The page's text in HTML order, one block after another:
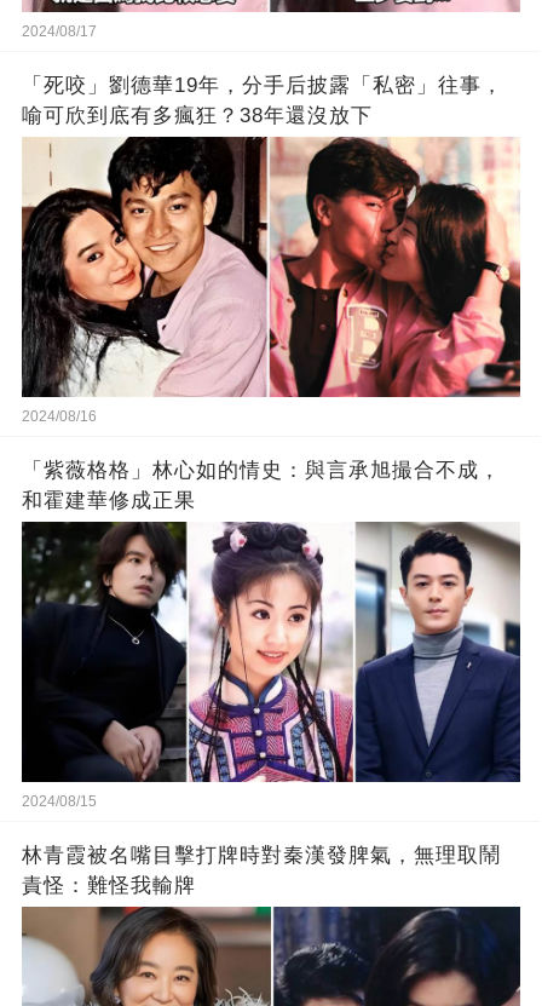
2024/08/17
「死咬」劉德華19年，分手后披露「私密」往事，
喻可欣到底有多瘋狂？38年還沒放下
2024/08/16
「紫薇格格」林心如的情史：與言承旭撮合不成，
和霍建華修成正果
2024/08/15
林青霞被名嘴目擊打牌時對秦漢發脾氣，無理取鬧
責怪：難怪我輸牌